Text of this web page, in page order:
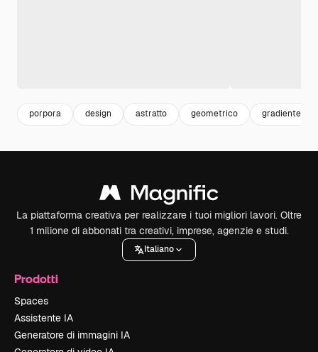
porpora design astratto geometrico gradiente
La piattaforma creativa per realizzare i tuoi migliori lavori. Oltre
1 milione di abbonati tra creativi, imprese, agenzie e studi.
Italiano
Prodotti
Spaces
Assistente IA
Generatore di immagini IA